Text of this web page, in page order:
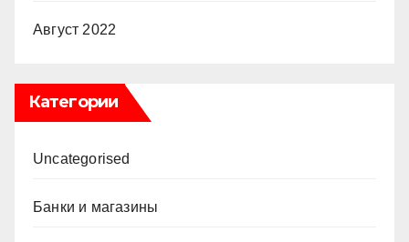
Август 2022
Категории
Uncategorised
Банки и магазины